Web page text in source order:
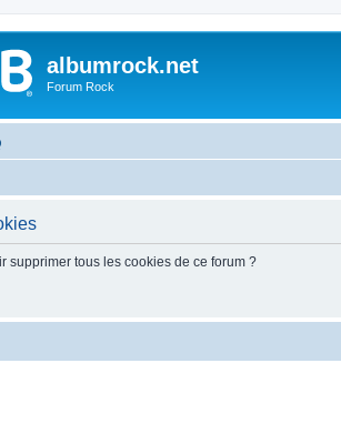
albumrock.net
Forum Rock
supprimer tous les cookies de ce forum ?